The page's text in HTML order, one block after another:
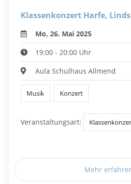
Klassenkonzert Harfe,
Mo, 26. Mai 2025
19:00 - 20:00 Uhr
Aula Schulhaus Allmend
Musik Konzert
Veranstaltungsart:
Mehr